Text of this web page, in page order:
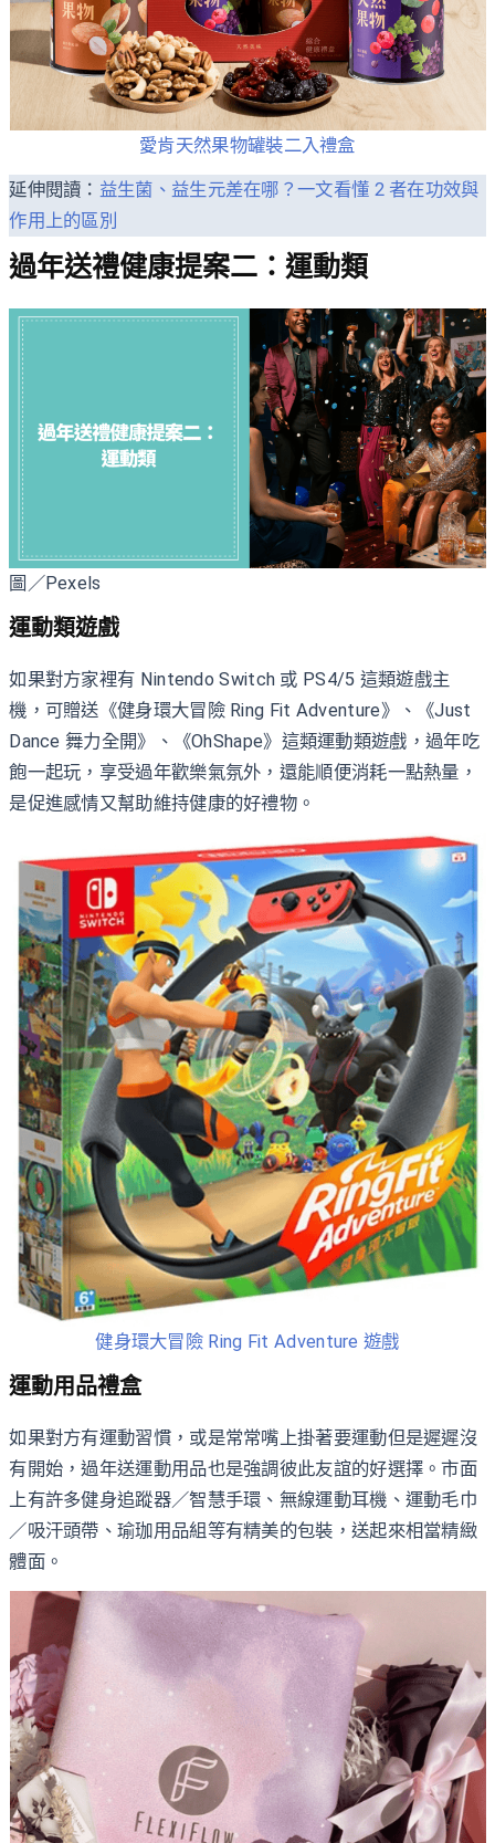
愛肯天然果物罐裝二入禮盒
延伸閱讀： 益生菌、益生元差在哪？一文看懂 2 者在功效與
作用上的區別
過年送禮健康提案二：運動類
圖／Pexels
運動類遊戲
如果對方家裡有 Nintendo Switch 或 PS4/5 這類遊戲主
機，可贈送《健身環大冒險 Ring Fit Adventure》、《Just
Dance 舞力全開》、《OhShape》這類運動類遊戲，過年吃
飽一起玩，享受過年歡樂氣氛外，還能順便消耗一點熱量，
是促進感情又幫助維持健康的好禮物。
健身環大冒險 Ring Fit Adventure 遊戲
運動用品禮盒
如果對方有運動習慣，或是常常嘴上掛著要運動但是遲遲沒
有開始，過年送運動用品也是強調彼此友誼的好選擇。市面
上有許多健身追蹤器／智慧手環、無線運動耳機、運動毛巾
／吸汗頭帶、瑜珈用品組等有精美的包裝，送起來相當精緻
體面。